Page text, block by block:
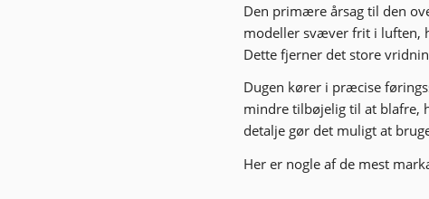
Den primære årsag til den
modeller svæver frit i luften,
Dette fjerner det store
Dugen kører i præcise
mindre tilbøjelig til at blafre,
detalje gør det muligt at
Her er nogle af de mest